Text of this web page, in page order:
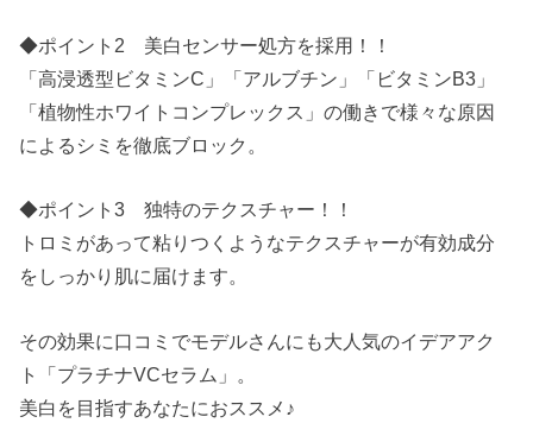
◆ポイント2 美白センサー処方を採用！！
「高浸透型ビタミンC」「アルブチン」「ビタミンB3」
「植物性ホワイトコンプレックス」の働きで様々な原因
によるシミを徹底ブロック。
◆ポイント3 独特のテクスチャー！！
トロミがあって粘りつくようなテクスチャーが有効成分
をしっかり肌に届けます。
その効果に口コミでモデルさんにも大人気のイデアアク
ト「プラチナVCセラム」。
美白を目指すあなたにおススメ♪